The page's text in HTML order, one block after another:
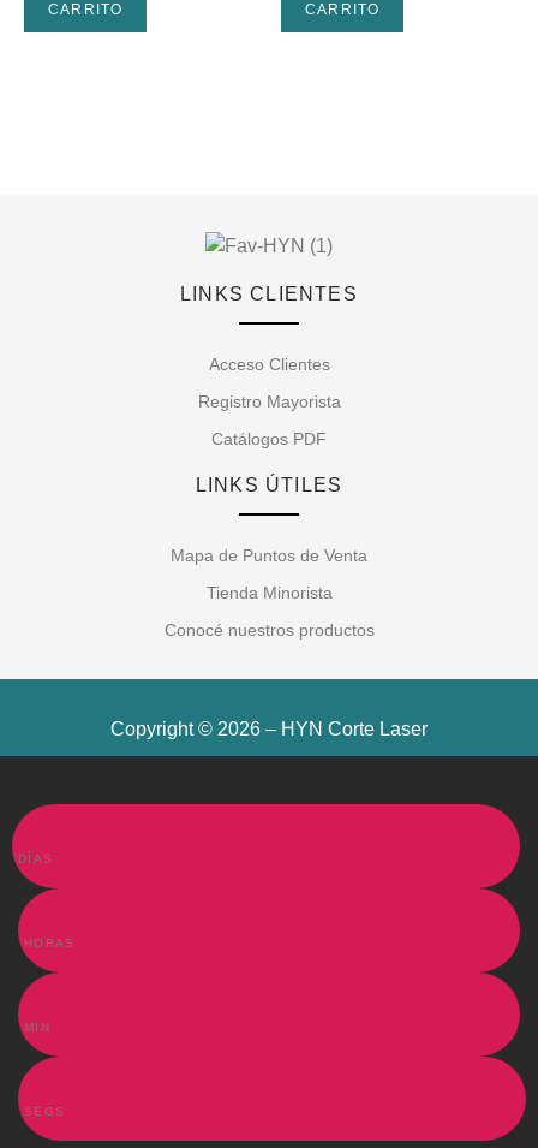
CARRITO
CARRITO
LINKS CLIENTES
Acceso Clientes
Registro Mayorista
Catálogos PDF
LINKS ÚTILES
Mapa de Puntos de Venta
Tienda Minorista
Conocé nuestros productos
Copyright © 2026 – HYN Corte Laser
DÍAS
HORAS
MIN
SEGS